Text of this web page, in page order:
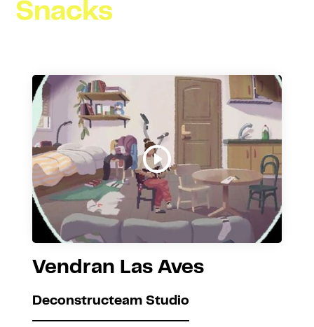
Snacks
Vendran Las Aves
Deconstructeam Studio